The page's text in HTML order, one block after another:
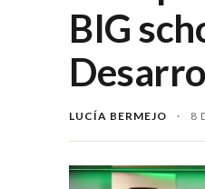
BIG
LUCÍA BERMEJO · 8